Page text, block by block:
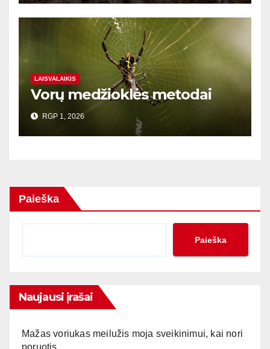
LAISVALAIKIS
Vorų medžioklės metodai
RGP 1, 2026
Paieška
Paieška
Naujausi įrašai
Mažas voriukas meilužis moja sveikinimui, kai nori
poruotis